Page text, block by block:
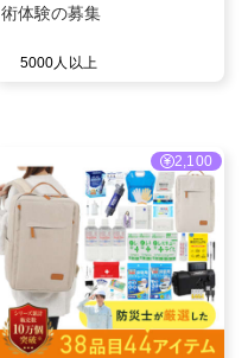
術体験の募集
5000人以上
2,100